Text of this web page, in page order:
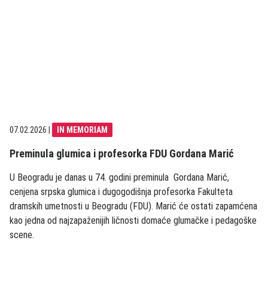
07.02.2026 IN MEMORIAM
Preminula glumica i profesorka FDU Gordana Marić
U Beogradu je danas u 74. godini preminula Gordana Marić,
cenjena srpska glumica i dugogodišnja profesorka Fakulteta
dramskih umetnosti u Beogradu (FDU). Marić će ostati zapamćena
kao jedna od najzapaženijih ličnosti domaće glumačke i pedagoške
scene.